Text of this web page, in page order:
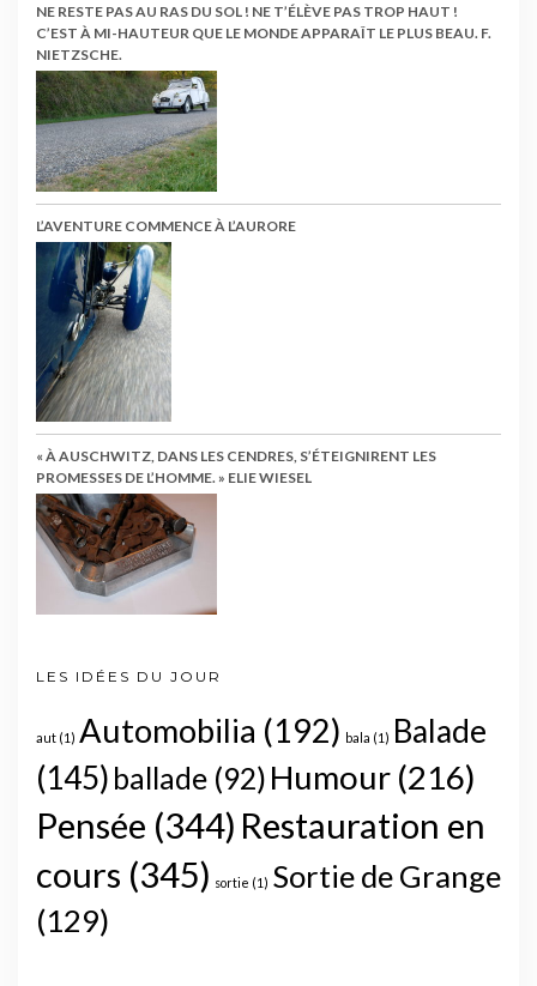
NE RESTE PAS AU RAS DU SOL ! NE T’ÉLÈVE PAS TROP HAUT !
C’EST À MI-HAUTEUR QUE LE MONDE APPARAÎT LE PLUS BEAU. F.
NIETZSCHE.
L’AVENTURE COMMENCE À L’AURORE
« À AUSCHWITZ, DANS LES CENDRES, S’ÉTEIGNIRENT LES
PROMESSES DE L’HOMME. » ELIE WIESEL
LES IDÉES DU JOUR
aut (1) Automobilia (192) bala (1) Balade
(145) ballade (92) Humour (216)
Pensée (344) Restauration en
cours (345) sortie (1) Sortie de Grange
(129)